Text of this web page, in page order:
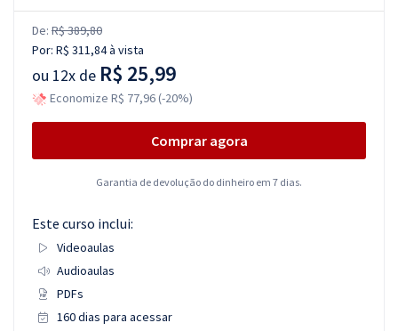
De: R$ 389,80
Por: R$ 311,84à vista
ou 12x de R$ 25,99
Economize R$ 77,96 (-20%)
Comprar agora
Garantia de devolução do dinheiro em 7 dias.
Este curso inclui:
Videoaulas
Audioaulas
PDFs
160 dias para acessar